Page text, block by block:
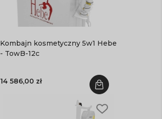
Kombajn kosmetyczny 5w1 Hebe
- TowB-12c
14 586,00 zł